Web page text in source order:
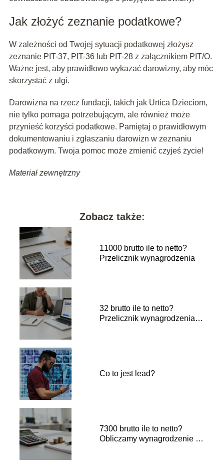
Jak złożyć zeznanie podatkowe?
W zależności od Twojej sytuacji podatkowej złożysz
zeznanie PIT-37, PIT-36 lub PIT-28 z załącznikiem PIT/O.
Ważne jest, aby prawidłowo wykazać darowizny, aby móc
skorzystać z ulgi.
Darowizna na rzecz fundacji, takich jak Urtica Dzieciom,
nie tylko pomaga potrzebującym, ale również może
przynieść korzyści podatkowe. Pamiętaj o prawidłowym
dokumentowaniu i zgłaszaniu darowizn w zeznaniu
podatkowym. Twoja pomoc może zmienić czyjeś życie!
Materiał zewnętrzny
Zobacz także:
11000 brutto ile to netto?
Przelicznik wynagrodzenia
32 brutto ile to netto?
Przelicznik wynagrodzenia
Co to jest lead?
7300 brutto ile to netto?
Obliczamy wynagrodzenie na